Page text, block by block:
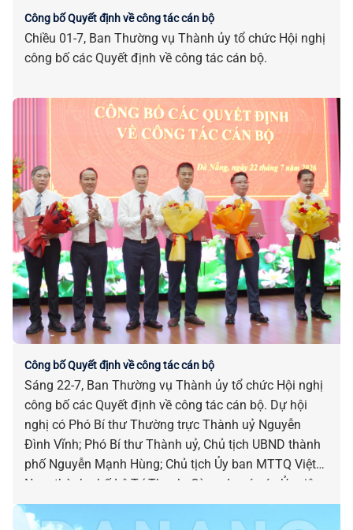
Công bố Quyết định về công tác cán bộ
Chiều 01-7, Ban Thường vụ Thành ủy tổ chức Hội nghị
công bố các Quyết định về công tác cán bộ.
Công bố Quyết định về công tác cán bộ
Sáng 22-7, Ban Thường vụ Thành ủy tổ chức Hội nghị
công bố các Quyết định về công tác cán bộ. Dự hội
nghị có Phó Bí thư Thường trực Thành uỷ Nguyễn
Đình Vĩnh; Phó Bí thư Thành uỷ, Chủ tịch UBND thành
phố Nguyễn Mạnh Hùng; Chủ tịch Ủy ban MTTQ Việt
Nam thành phố Lê Trí Thanh. Cùng dự có các Ủy viên
Ban Thường vụ Thành ủy; đại diện các cơ quan, đơn
vị, địa phương liên quan.